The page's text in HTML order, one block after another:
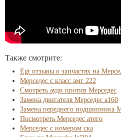
Также смотрите:
Egt отзывы о запчастях на
Мерседес с класс амг 222
Смотреть ауди против Мерседес
Замена двигателя Мерседес а160
Замена переднего подшипника
Посмотреть Мерседес атего
Мерседес с номером ска